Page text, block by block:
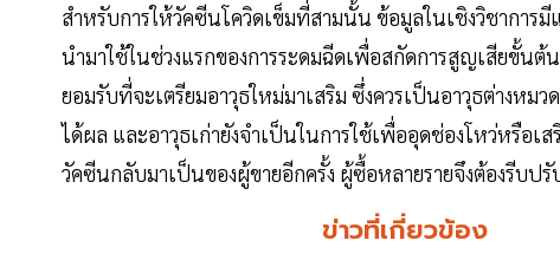
สำหรับการให้วัคซีนโควิดเข็มที่สามนั้น ข้อมูลในเชิงวิชากา
นำมาใช้ในช่วงแรกของการระดมฉีดเพื่อสกัดการสูญเสียขั้นต้
ยอมรับที่จะเตรียมอาวุธใหม่มาเสริม ซึ่งควรเป็นอาวุธต่าง
ได้ผล และอาวุธเก่ายังจำเป็นในการใช้เพื่ออุดช่องโหว่หรือเ
วัคซีนกลับมาเป็นของผู้ขายอีกครั้ง ผู้ซื้อหลายรายจึงต้องรีบป
ข่าวที่เกี่ยวข้อง